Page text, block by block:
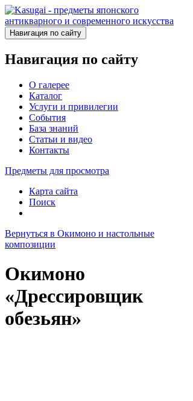
Навигация по сайту
Навигация по сайту
О галерее
Каталог
Услуги и привилегии
События
База знаний
Статьи и видео
Контакты
Предметы для просмотра
Карта сайта
Поиск
Вернуться в Окимоно и настольные
композиции
Окимоно
«Дрессировщик
обезьян»